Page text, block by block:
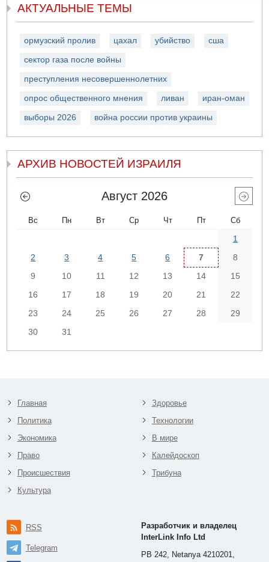
АКТУАЛЬНЫЕ ТЕМЫ
ормузский пролив цахал убийство сша
сектор газа после войны
преступления несовершеннолетних
опрос общественного мнения ливан иран-оман
выборы 2026 война россии против украины
АРХИВ НОВОСТЕЙ ИЗРАИЛЯ
Август 2026
Вс Пн Вт Ср Чт Пт Сб
1
2
3 4 5 6 7
8
9
10 11 12 13 14
15
16
17 18 19 20 21
22
23
24 25 26 27 28
29
30
31
Главная
Политика
Экономика
Право
Происшествия
Культура
Здоровье
Технологии
В мире
Калейдоскоп
Трибуна
RSS
Telegram
Разработчик и владелец
InterLink Info Ltd
PB 242, Netanya 4210201,